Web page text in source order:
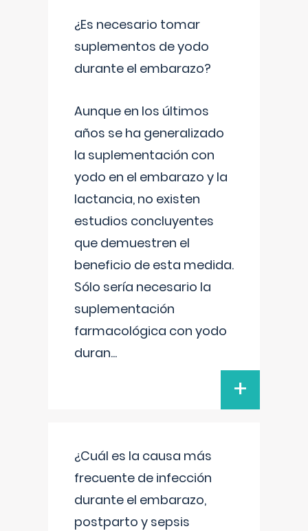
¿Es necesario tomar
suplementos de yodo
durante el embarazo?
Aunque en los últimos
años se ha generalizado
la suplementación con
yodo en el embarazo y la
lactancia, no existen
estudios concluyentes
que demuestren el
beneficio de esta medida.
Sólo sería necesario la
suplementación
farmacológica con yodo
duran...
+
¿Cuál es la causa más
frecuente de infección
durante el embarazo,
postparto y sepsis